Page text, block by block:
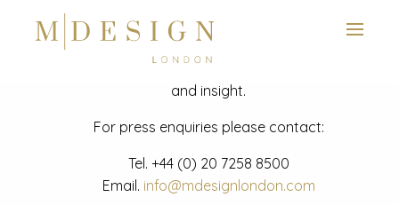
News
Latest mdesign development project and advisory news
and insight.
For press enquiries please contact:
Tel. +44 (0) 20 7258 8500
Email. info@mdesignlondon.com